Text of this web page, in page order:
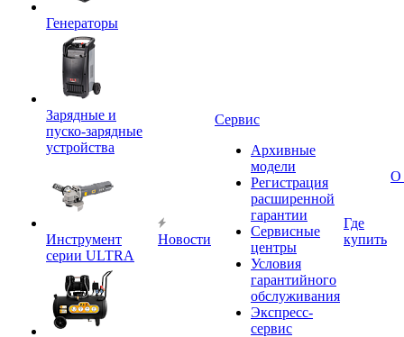
Генераторы
Зарядные и
пуско-зарядные
устройства
Инструмент
серии ULTRA
Новости
Сервис
Архивные
модели
Регистрация
расширенной
гарантии
Сервисные
центры
Условия
гарантийного
обслуживания
Экспресс-
сервис
Где
купить
О